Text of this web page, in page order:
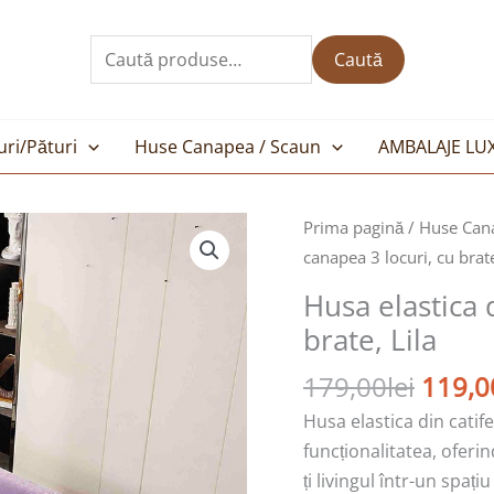
după:
Caută
Pături Huse Canapea / Scaun AMBALAJE
Prima pagină/ Huse
canapea 3 locuri, cu
Husa elastica
brate, Lila
179,00lei
Prețul
inițial
fost:
Husa elastica din
funcționalitatea,
ți livingul într-un
Cantitate
Husa
din
catifea,
canapea
3
locuri,
cu